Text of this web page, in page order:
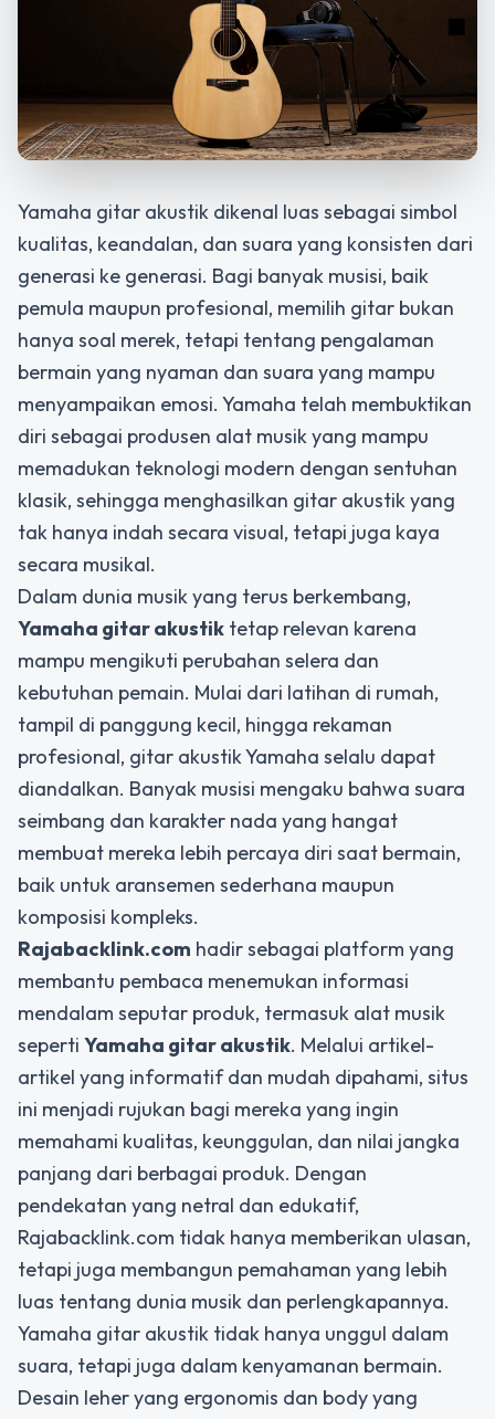
Yamaha gitar akustik dikenal luas sebagai simbol
kualitas, keandalan, dan suara yang konsisten dari
generasi ke generasi. Bagi banyak musisi, baik
pemula maupun profesional, memilih gitar bukan
hanya soal merek, tetapi tentang pengalaman
bermain yang nyaman dan suara yang mampu
menyampaikan emosi. Yamaha telah membuktikan
diri sebagai produsen alat musik yang mampu
memadukan teknologi modern dengan sentuhan
klasik, sehingga menghasilkan gitar akustik yang
tak hanya indah secara visual, tetapi juga kaya
secara musikal.
Dalam dunia musik yang terus berkembang,
Yamaha gitar akustik tetap relevan karena
mampu mengikuti perubahan selera dan
kebutuhan pemain. Mulai dari latihan di rumah,
tampil di panggung kecil, hingga rekaman
profesional, gitar akustik Yamaha selalu dapat
diandalkan. Banyak musisi mengaku bahwa suara
seimbang dan karakter nada yang hangat
membuat mereka lebih percaya diri saat bermain,
baik untuk aransemen sederhana maupun
komposisi kompleks.
Rajabacklink.com hadir sebagai platform yang
membantu pembaca menemukan informasi
mendalam seputar produk, termasuk alat musik
seperti Yamaha gitar akustik. Melalui artikel-
artikel yang informatif dan mudah dipahami, situs
ini menjadi rujukan bagi mereka yang ingin
memahami kualitas, keunggulan, dan nilai jangka
panjang dari berbagai produk. Dengan
pendekatan yang netral dan edukatif,
Rajabacklink.com tidak hanya memberikan ulasan,
tetapi juga membangun pemahaman yang lebih
luas tentang dunia musik dan perlengkapannya.
Yamaha gitar akustik tidak hanya unggul dalam
suara, tetapi juga dalam kenyamanan bermain.
Desain leher yang ergonomis dan body yang